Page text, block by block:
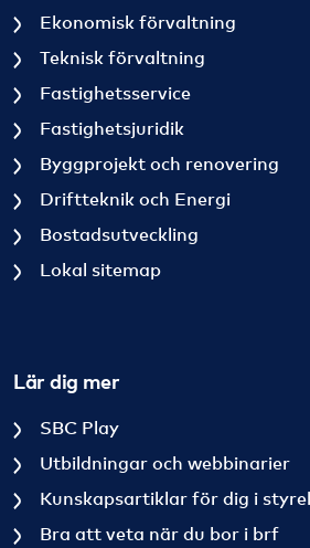
Ekonomisk förvaltning
Teknisk förvaltning
Fastighetsservice
Fastighetsjuridik
Byggprojekt och renovering
Driftteknik och Energi
Bostadsutveckling
Lokal sitemap
Lär dig mer
SBC Play
Utbildningar och webbinarier
Kunskapsartiklar för dig i
Bra att veta när du bor i brf